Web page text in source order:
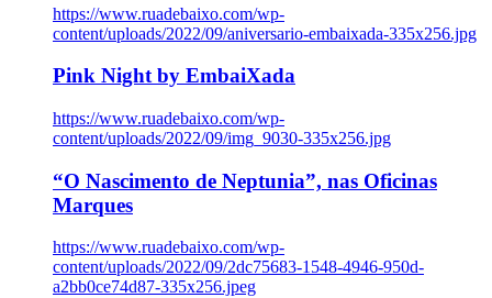
https://www.ruadebaixo.com/wp-
content/uploads/2022/09/aniversario-embaixada-335x256.jpg
Pink Night by EmbaiXada
https://www.ruadebaixo.com/wp-
content/uploads/2022/09/img_9030-335x256.jpg
“O Nascimento de Neptunia”, nas Oficinas
Marques
https://www.ruadebaixo.com/wp-
content/uploads/2022/09/2dc75683-1548-4946-950d-
a2bb0ce74d87-335x256.jpeg